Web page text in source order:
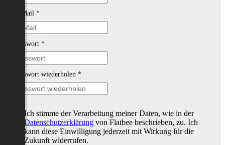
E-Mail *
Passwort *
Passwort wiederholen *
Ich stimme der Verarbeitung meiner Daten, wie in der
Datenschutzerklärung von Flatbee beschrieben, zu. Ich
kann diese Einwilligung jederzeit mit Wirkung für die
Zukunft widerrufen.